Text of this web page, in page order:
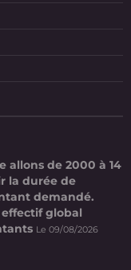
allons de 2000 à 14
la durée de
demandé.
global
Le 09/08/2026